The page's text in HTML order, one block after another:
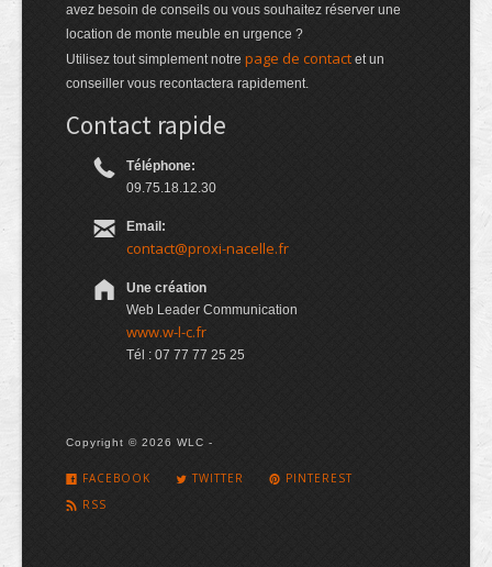
avez besoin de conseils ou vous souhaitez réserver une
location de monte meuble en urgence ?
Utilisez tout simplement notre page de contact et un
conseiller vous recontactera rapidement.
Contact rapide
Téléphone:
09.75.18.12.30
Email:
contact@proxi-nacelle.fr
Une création
Web Leader Communication
www.w-l-c.fr
Tél : 07 77 77 25 25
Copyright © 2026 WLC -
FACEBOOK TWITTER
PINTEREST
RSS